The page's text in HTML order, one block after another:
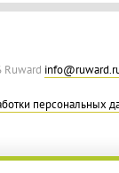
персональных